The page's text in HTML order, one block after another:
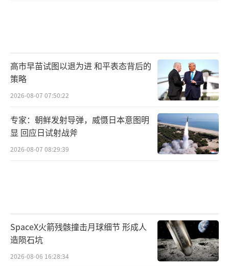
高市早苗试图以退为进 和平表态背后的
策略
2026-08-07 07:50:22
专家：朝鲜发射导弹，威慑日本意图明
显 回应日试射战斧
2026-08-07 08:29:39
SpaceX火箭残骸撞击月球细节 形成人
造陨石坑
2026-08-06 16:28:34